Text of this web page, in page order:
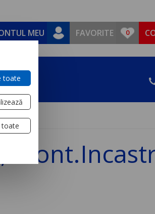
MEU FAVORITE
toate
toate